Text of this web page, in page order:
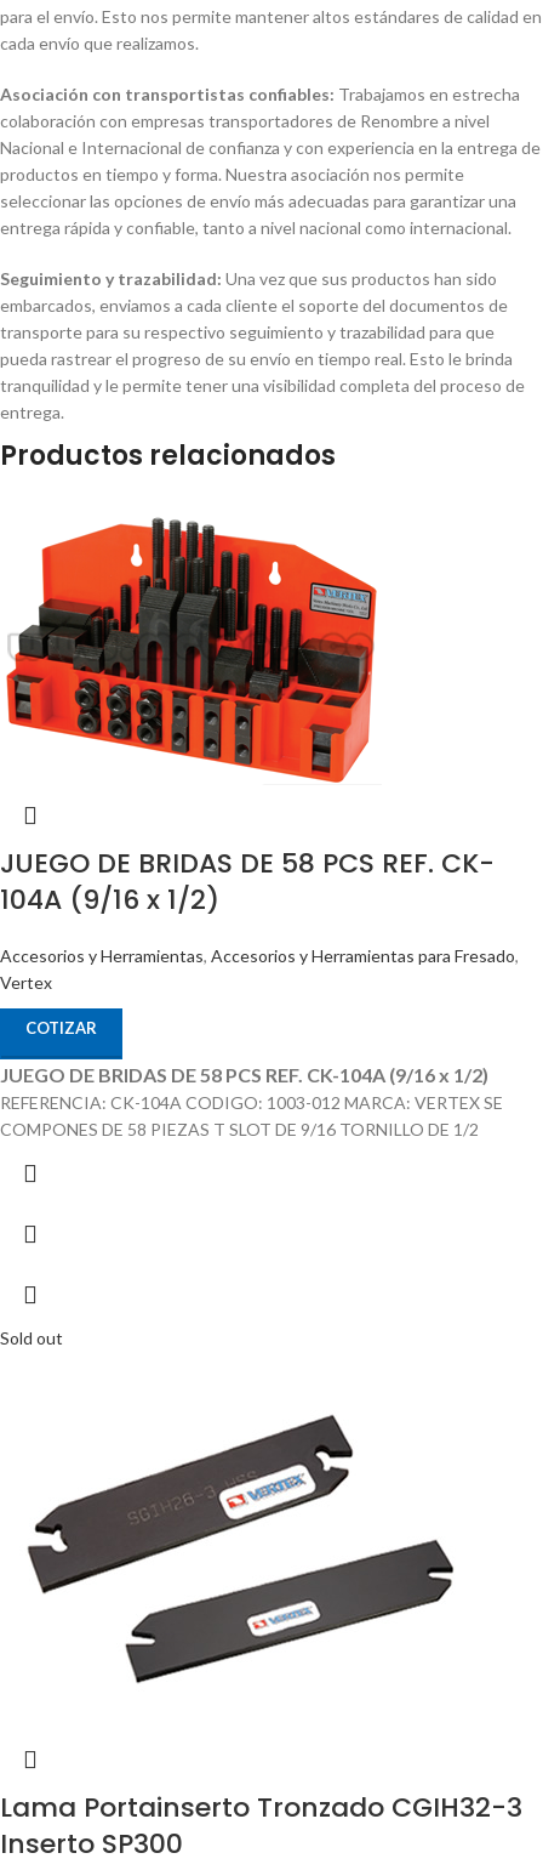
para el envío. Esto nos permite mantener altos estándares de calidad en
cada envío que realizamos.
Asociación con transportistas confiables: Trabajamos en estrecha
colaboración con empresas transportadores de Renombre a nivel
Nacional e Internacional de confianza y con experiencia en la entrega de
productos en tiempo y forma. Nuestra asociación nos permite
seleccionar las opciones de envío más adecuadas para garantizar una
entrega rápida y confiable, tanto a nivel nacional como internacional.
Seguimiento y trazabilidad: Una vez que sus productos han sido
embarcados, enviamos a cada cliente el soporte del documentos de
transporte para su respectivo seguimiento y trazabilidad para que
pueda rastrear el progreso de su envío en tiempo real. Esto le brinda
tranquilidad y le permite tener una visibilidad completa del proceso de
entrega.
Productos relacionados
JUEGO DE BRIDAS DE 58 PCS REF. CK-
104A (9/16 x 1/2)
Accesorios y Herramientas, Accesorios y Herramientas para Fresado,
Vertex
COTIZAR
JUEGO DE BRIDAS DE 58 PCS REF. CK-104A (9/16 x 1/2)
REFERENCIA: CK-104A CODIGO: 1003-012 MARCA: VERTEX SE
COMPONES DE 58 PIEZAS T SLOT DE 9/16 TORNILLO DE 1/2
Sold out
Lama Portainserto Tronzado CGIH32-3
Inserto SP300